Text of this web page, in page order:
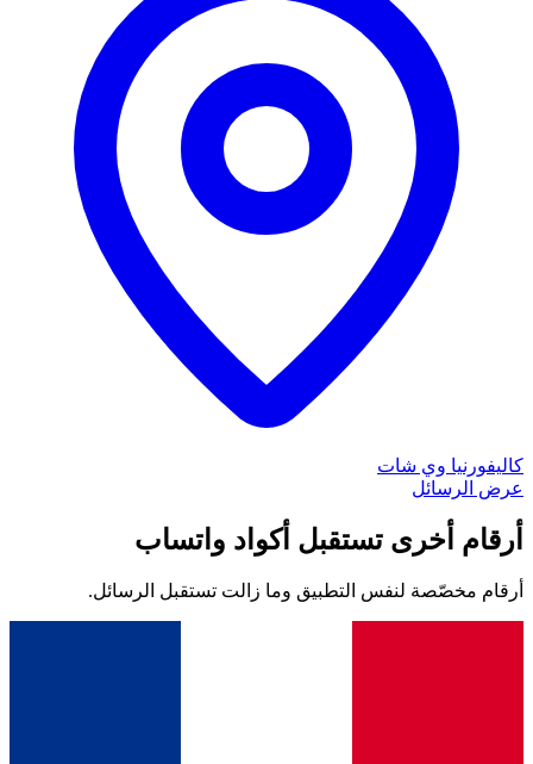
كاليفورنيا وي شات
عرض الرسائل
أرقام أخرى تستقبل أكواد واتساب
أرقام مخصّصة لنفس التطبيق وما زالت تستقبل الرسائل.